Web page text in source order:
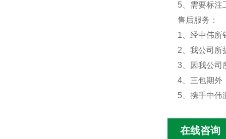
5、需要标注
售后服务：
1、经中伟所
2、我公司所
3、因我公司
4、三包期外
5、携手中伟
在线咨询